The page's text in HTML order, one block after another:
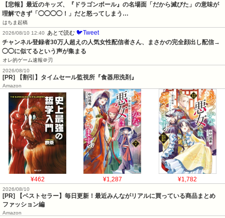
【悲報】最近のキッズ、『ドラゴンボール』の名場面「だから滅びた」の意味が
理解できず「◯◯◯◯！」だと怒ってしまう…
はちま起稿
2026/08/10 12:40
あとで読む 🐦Tweet
チャンネル登録者30万人超えの人気女性配信者さん、まさかの完全顔出し配信→
◯◯に似てるという声が集まる
オレ的ゲーム速報＠刃
2026/08/10
[PR] 【割引】タイムセール監視所『食器用洗剤』
Amazon
¥462 ¥1,287 ¥1,782
2026/08/10
[PR] 【ベストセラー】毎日更新！最近みんながリアルに買っている商品まとめ
ファッション編
Amazon